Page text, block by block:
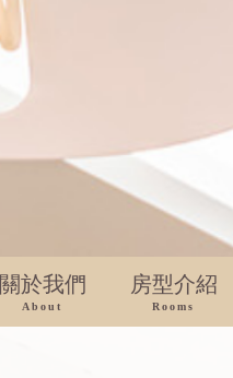
關於我們
About
房型介紹
Rooms